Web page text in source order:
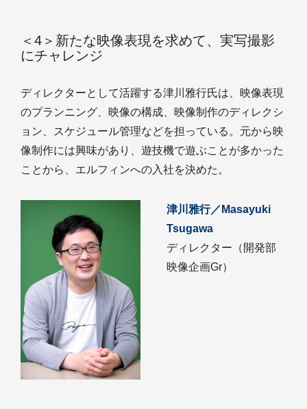
＜4＞新たな映像表現を求めて、実写撮影
にチャレンジ
ディレクターとして活躍する津川雅行氏は、映像表現
のプランニング、映像の構成、映像制作のディレクシ
ョン、スケジュール管理などを担っている。元から映
像制作には興味があり、遊技機で遊ぶことが多かった
ことから、エルフィンへの入社を決めた。
津川雅行／Masayuki
Tsugawa
ディレクター（開発部
映像企画Gr）